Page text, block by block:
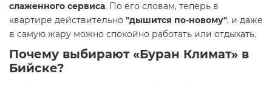
слаженного сервиса. По его словам, теперь в
квартире действительно "дышится по-новому", и даже
в самую жару можно спокойно работать или отдыхать.
Почему выбирают «Буран Климат» в
Бийске?